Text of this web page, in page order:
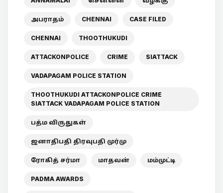
அபராதம் CHENNAI CASE FILED
CHENNAI THOOTHUKUDI
ATTACKONPOLICE CRIME SIATTACK
VADAPAGAM POLICE STATION
THOOTHUKUDI ATTACKONPOLICE CRIME
SIATTACK VADAPAGAM POLICE STATION
பத்ம விருதுகள்
ஜனாதிபதி திரவுபதி முர்மு
ரோகித் சர்மா மாதவன் மம்முட்டி
PADMA AWARDS